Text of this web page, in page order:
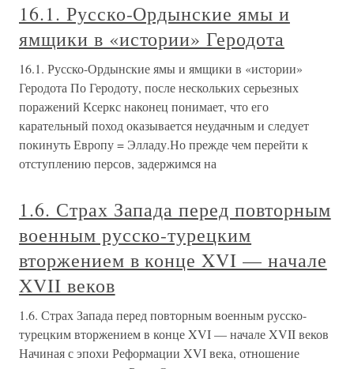
16.1. Русско-Ордынские ямы и
ямщики в «истории» Геродота
16.1. Русско-Ордынские ямы и ямщики в «истории»
Геродота По Геродоту, после нескольких серьезных
поражений Ксеркс наконец понимает, что его
карательный поход оказывается неудачным и следует
покинуть Европу = Элладу.Но прежде чем перейти к
отступлению персов, задержимся на
1.6. Страх Запада перед повторным
военным русско-турецким
вторжением в конце XVI — начале
XVII веков
1.6. Страх Запада перед повторным военным русско-
турецким вторжением в конце XVI — начале XVII веков
Начиная с эпохи Реформации XVI века, отношение